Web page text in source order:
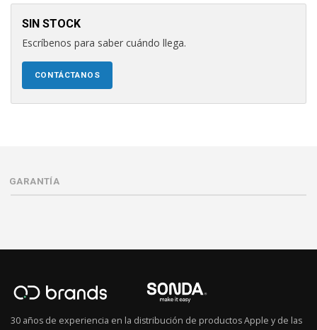
SIN STOCK
Escríbenos para saber cuándo llega.
CONTÁCTANOS
GARANTÍA
30 años de experiencia en la distribución de productos Apple y de las